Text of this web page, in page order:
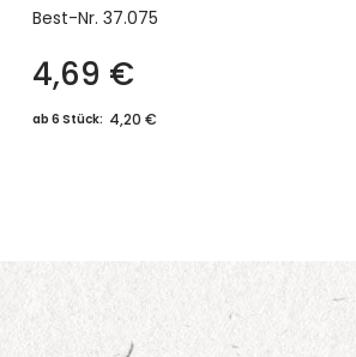
Best-Nr.37.075
4,69 €
ab 6 Stück: 4,20 €